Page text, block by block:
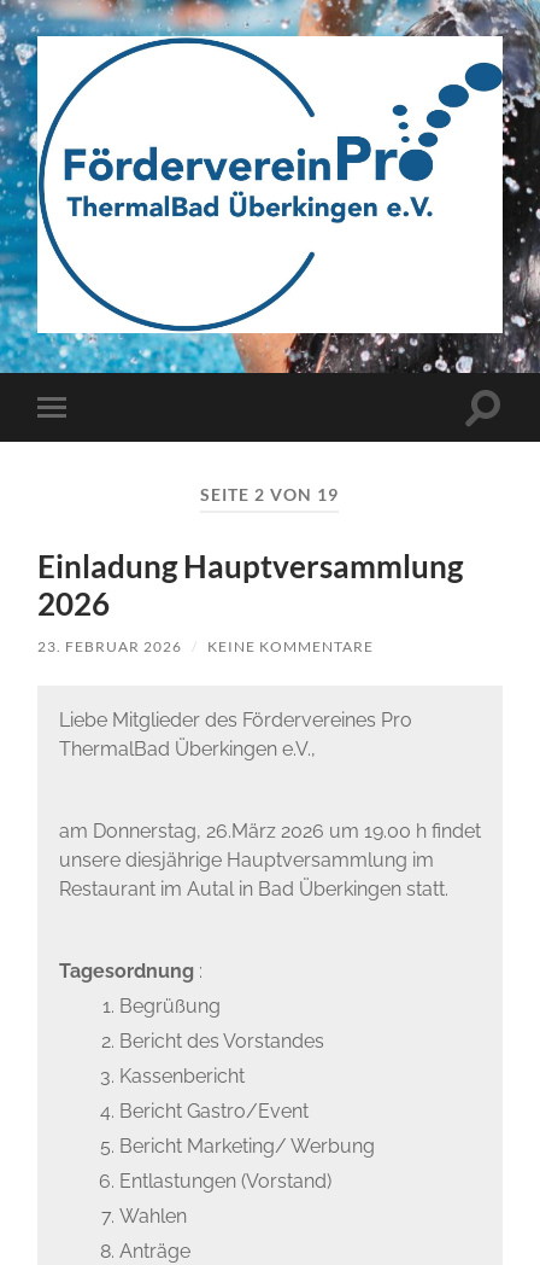
Webseite
des
Fördervereins
ThermalBad
e.V.
Menü
SEITE 2 VON 19
Einladung Hauptversammlung
2026
23. FEBRUAR 2026 / KEINE KOMMENTARE
Liebe Mitglieder des Fördervereines Pro
ThermalBad Überkingen e.V.,
am Donnerstag, 26.März 2026 um 19.00 h findet
unsere diesjährige Hauptversammlung im
Restaurant im Autal in Bad Überkingen statt.
Tagesordnung :
Begrüßung
Bericht des Vorstandes
Kassenbericht
Bericht Gastro/Event
Bericht Marketing/ Werbung
Entlastungen (Vorstand)
Wahlen
Anträge